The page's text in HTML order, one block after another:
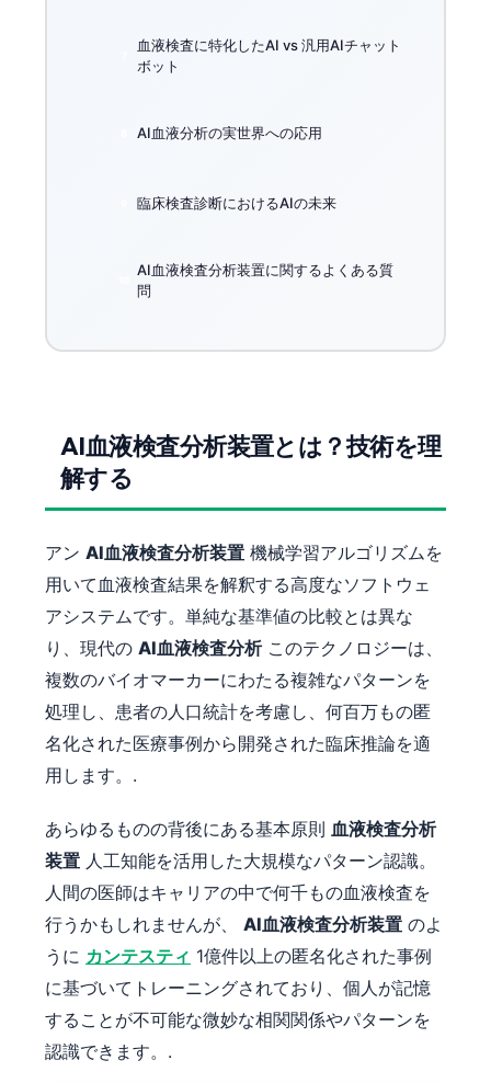
血液検査に特化したAI vs 汎用AIチャット
ボット
AI血液分析の実世界への応用
臨床検査診断におけるAIの未来
AI血液検査分析装置に関するよくある質
問
AI血液検査分析装置とは？技術を理
解する
アン AI血液検査分析装置 機械学習アルゴリズムを
用いて血液検査結果を解釈する高度なソフトウェ
アシステムです。単純な基準値の比較とは異な
り、現代の AI血液検査分析このテクノロジーは、
複数のバイオマーカーにわたる複雑なパターンを
処理し、患者の人口統計を考慮し、何百万もの匿
名化された医療事例から開発された臨床推論を適
用します。.
あらゆるものの背後にある基本原則 血液検査分析
装置 人工知能を活用した大規模なパターン認識。
人間の医師はキャリアの中で何千もの血液検査を
行うかもしれませんが、 AI血液検査分析装置 のよ
うに カンテスティ 1億件以上の匿名化された事例
に基づいてトレーニングされており、個人が記憶
することが不可能な微妙な相関関係やパターンを
認識できます。.